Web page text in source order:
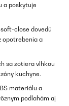
a poskytuje
close dovedú
opotrebenia a
sa zotiera vlhkou
kuchyne.
materiálu a
podlahám aj